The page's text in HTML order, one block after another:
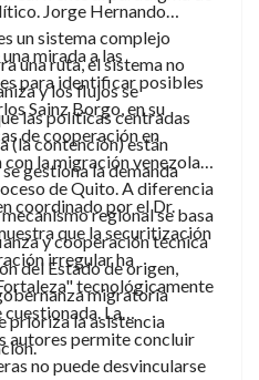
Jorge Hernando
un sistema complejo
una ruta, el sistema no
y los flujos se
las políticas centradas
(la contención) están
gestiona la demanda
mirada a las
para identificar posibles
Sainz Borgo, en su
de cooperación en
la migración venezolana
de Quito. A diferencia
regional se basa
y cooperación técnica
del Estado de origen,
migratoria
prioriza la asistencia
coordinado por el Dr.
que la securitización
irregular ha
tecnológicamente
La
autores permite concluir
no puede desvincularse